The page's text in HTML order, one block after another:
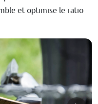
et optimise le ratio